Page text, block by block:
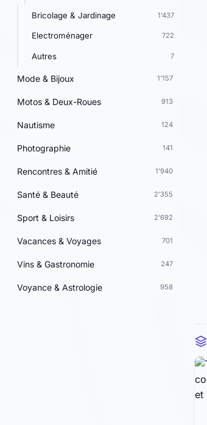
Bricolage & Jardinage 1'437
Electroménager 722
Autres 7
Mode & Bijoux 1'157
Motos & Deux-Roues 913
Nautisme 124
Photographie 141
Rencontres & Amitié 1'940
Santé & Beauté 2'355
Sport & Loisirs 2'692
Vacances & Voyages 701
Vins & Gastronomie 247
Voyance & Astrologie 958